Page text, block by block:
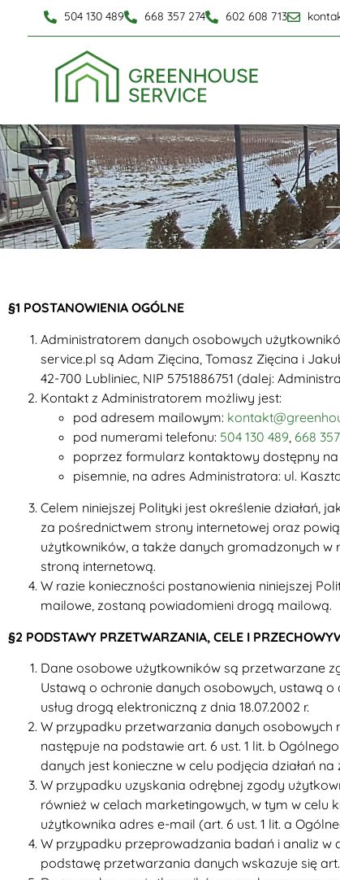
504 130 489 668 357 274 602 608 713
§1 POSTANOWIENIA OGÓLNE
Administratorem danych osobowych
service.pl są Adam Zięcina, Tomasz Zięcina i
42-700 Lubliniec, NIP 5751886751 (dalej:
Kontakt z Administratorem możliwy jest:
pod adresem mailowym:
pod numerami telefonu: 504 130 489 668
poprzez formularz kontaktowy dostępny
pisemnie, na adres Administratora: ul.
Celem niniejszej Polityki jest określenie działań,
za pośrednictwem strony internetowej oraz
użytkowników, a także danych gromadzonych w
stroną internetową.
W razie konieczności postanowienia niniejszej
mailowe, zostaną powiadomieni drogą mailową.
§2 PODSTAWY PRZETWARZANIA, CELE I
Dane osobowe użytkowników są przetwarzane
Ustawą o ochronie danych osobowych, ustawą o
usług drogą elektroniczną z dnia 18.07.2002 r.
W przypadku przetwarzania danych osobowych
następuje na podstawie art. 6 ust. 1 lit. b
danych jest konieczne w celu podjęcia działań
W przypadku uzyskania odrębnej zgody
również w celach marketingowych, w tym w
użytkownika adres e-mail (art. 6 ust. 1 lit. a
W przypadku przeprowadzania badań i analiz w
podstawę przetwarzania danych wskazuje się